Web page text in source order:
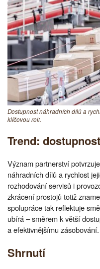
Dostupnost náhradních dílů a
klíčovou roli.
Trend:
Význam partnerství
náhradních dílů a rychlost
rozhodování servisů i
zkrácení prostojů totiž
spolupráce tak reflektuje
ubírá – směrem k větší
a efektivnějšímu zásobování.
Shrnutí